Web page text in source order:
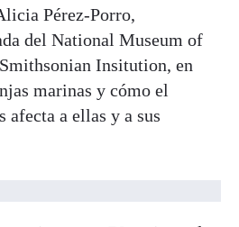
Pérez-Porro,
del National Museum of
Insitution, en
marinas y cómo el
a ellas y a sus